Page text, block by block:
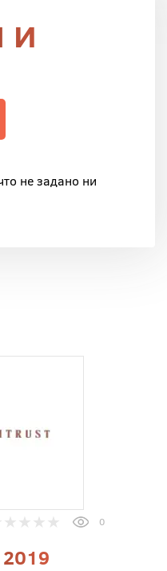
и
не задано ни
0
2019